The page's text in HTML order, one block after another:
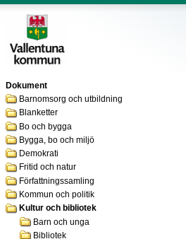
Dokument
Barnomsorg och utbildning
Blanketter
Bo och bygga
Bygga, bo och miljö
Demokrati
Fritid och natur
Författningssamling
Kommun och politik
Kultur och bibliotek
Barn och unga
Bibliotek